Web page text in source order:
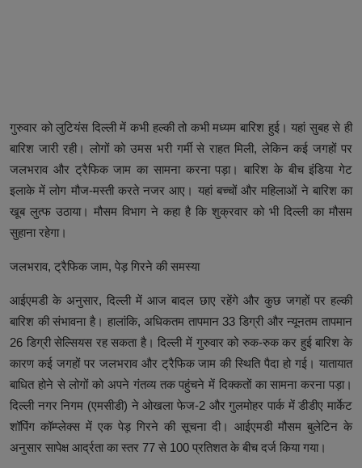
गुरुवार को लुटियंस दिल्ली में कभी हल्की तो कभी मध्यम बारिश हुई। यहां सुबह से ही
बारिश जारी रही। लोगों को उमस भरी गर्मी से राहत मिली, लेकिन कई जगहों पर
जलभराव और ट्रैफिक जाम का सामना करना पड़ा। बारिश के बीच इंडिया गेट
इलाके में लोग मौज-मस्ती करते नजर आए। यहां बच्चों और महिलाओं ने बारिश का
खूब लुत्फ उठाया। मौसम विभाग ने कहा है कि शुक्रवार को भी दिल्ली का मौसम
सुहाना रहेगा।
जलभराव, ट्रैफिक जाम, पेड़ गिरने की समस्या
आईएमडी के अनुसार, दिल्ली में आज बादल छाए रहेंगे और कुछ जगहों पर हल्की
बारिश की संभावना है। हालांकि, अधिकतम तापमान 33 डिग्री और न्यूनतम तापमान
26 डिग्री सेल्सियस रह सकता है। दिल्ली में गुरुवार को रुक-रुक कर हुई बारिश के
कारण कई जगहों पर जलभराव और ट्रैफिक जाम की स्थिति पैदा हो गई। यातायात
बाधित होने से लोगों को अपने गंतव्य तक पहुंचने में दिक्कतों का सामना करना पड़ा।
दिल्ली नगर निगम (एमसीडी) ने ओखला फेज-2 और गुलमोहर पार्क में डीडीए मार्केट
शॉपिंग कॉम्प्लेक्स में एक पेड़ गिरने की सूचना दी। आईएमडी मौसम बुलेटिन के
अनुसार सापेक्ष आर्द्रता का स्तर 77 से 100 प्रतिशत के बीच दर्ज किया गया।